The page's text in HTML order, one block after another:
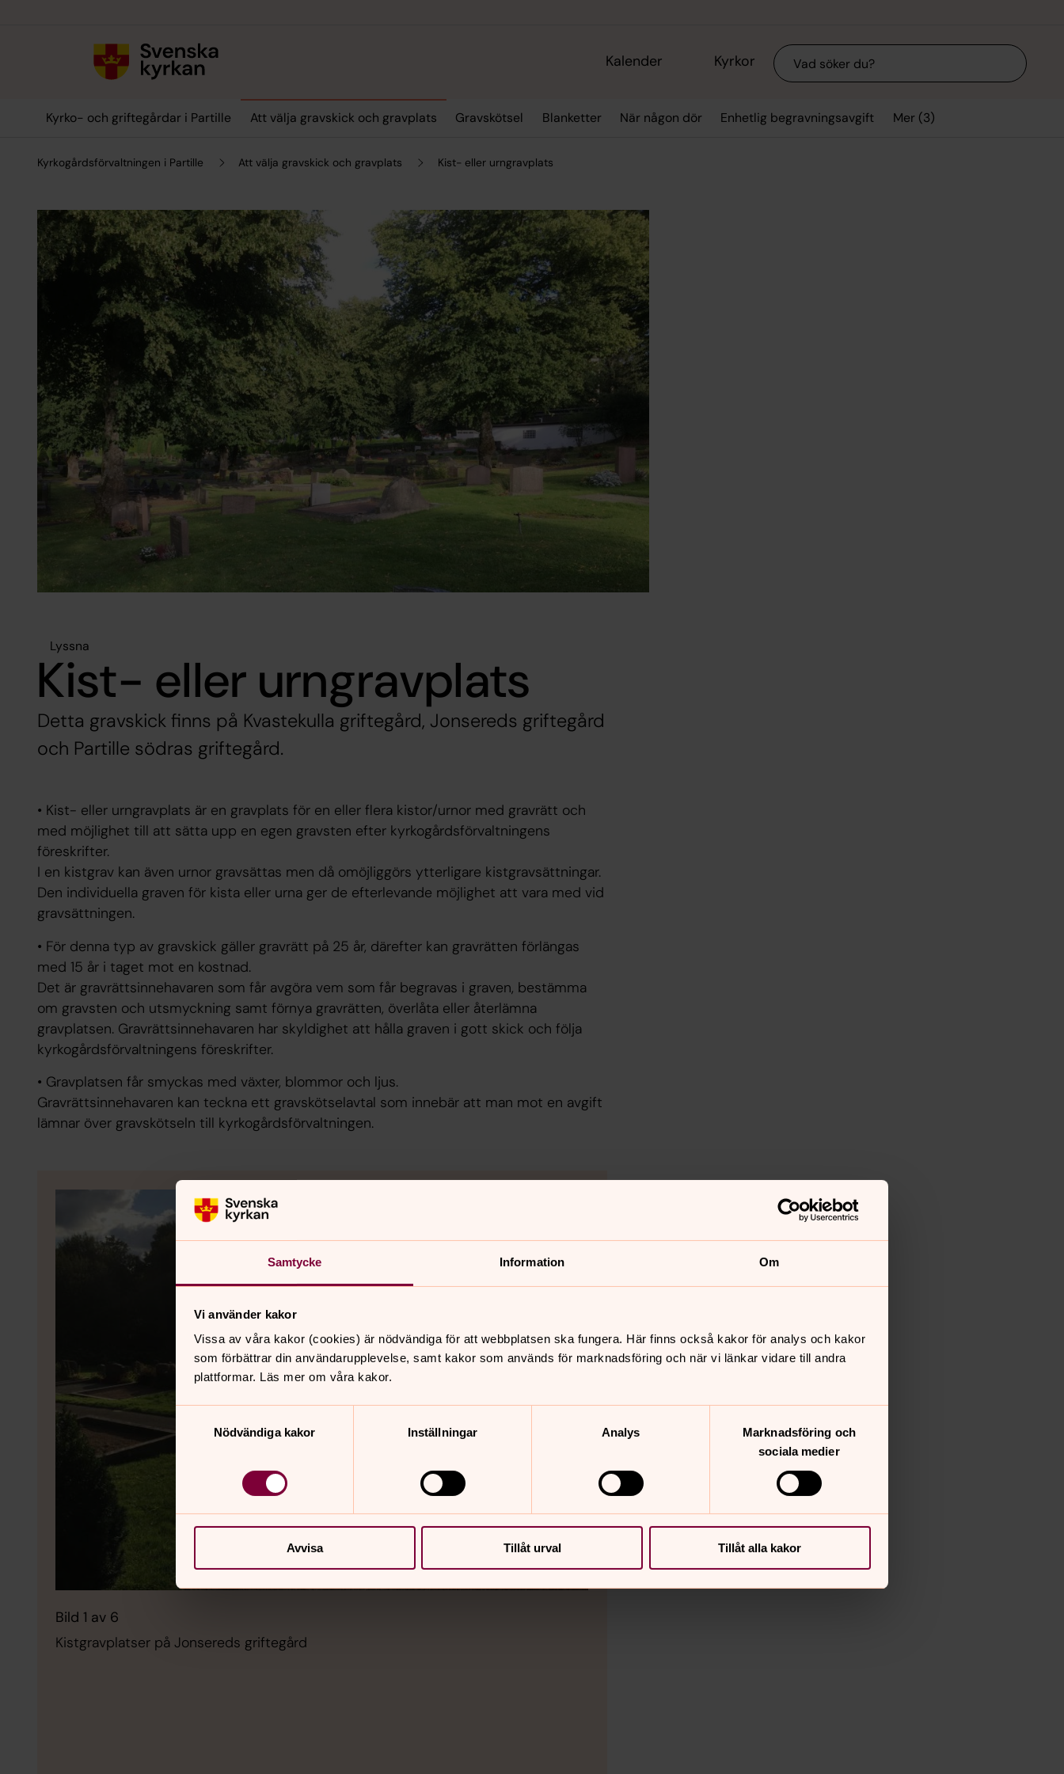
Samtycke Information Om
Vi använder kakor
Vissa av våra kakor (cookies) är nödvändiga för att webbplatsen ska fungera. Här finns också kakor för analys och kakor
som förbättrar din användarupplevelse, samt kakor som används för marknadsföring och när vi länkar vidare till andra
plattformar. Läs mer om våra kakor.
Nödvändiga kakor
Inställningar Analys
Marknadsföring och
sociala medier
Avvisa Tillåt urval Tillåt alla kakor
Kalender Kyrkor Sök
Kyrko- och griftegårdar i Partille Att välja gravskick och gravplats Gravskötsel Blanketter När någon dör Enhetlig begravningsavgift Mer (3)
Kyrkogårdsförvaltningen i Partille Att välja gravskick och gravplats Kist- eller urngravplats
Lyssna
Kist- eller urngravplats
Detta gravskick finns på Kvastekulla griftegård, Jonsereds griftegård
och Partille södras griftegård.
• Kist- eller urngravplats är en gravplats för en eller flera kistor/urnor med gravrätt och
med möjlighet till att sätta upp en egen gravsten efter kyrkogårdsförvaltningens
föreskrifter.
I en kistgrav kan även urnor gravsättas men då omöjliggörs ytterligare kistgravsättningar.
Den individuella graven för kista eller urna ger de efterlevande möjlighet att vara med vid
gravsättningen.
• För denna typ av gravskick gäller gravrätt på 25 år, därefter kan gravrätten förlängas
med 15 år i taget mot en kostnad.
Det är gravrättsinnehavaren som får avgöra vem som får begravas i graven, bestämma
om gravsten och utsmyckning samt förnya gravrätten, överlåta eller återlämna
gravplatsen. Gravrättsinnehavaren har skyldighet att hålla graven i gott skick och följa
kyrkogårdsförvaltningens föreskrifter.
• Gravplatsen får smyckas med växter, blommor och ljus.
Gravrättsinnehavaren kan teckna ett gravskötselavtal som innebär att man mot en avgift
lämnar över gravskötseln till kyrkogårdsförvaltningen.
Bild 1 av 6
Kistgravplatser på Jonsereds griftegård